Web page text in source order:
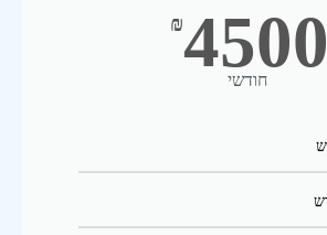
₪4500
חודשי